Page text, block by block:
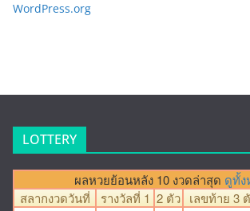
WordPress.org
LOTTERY